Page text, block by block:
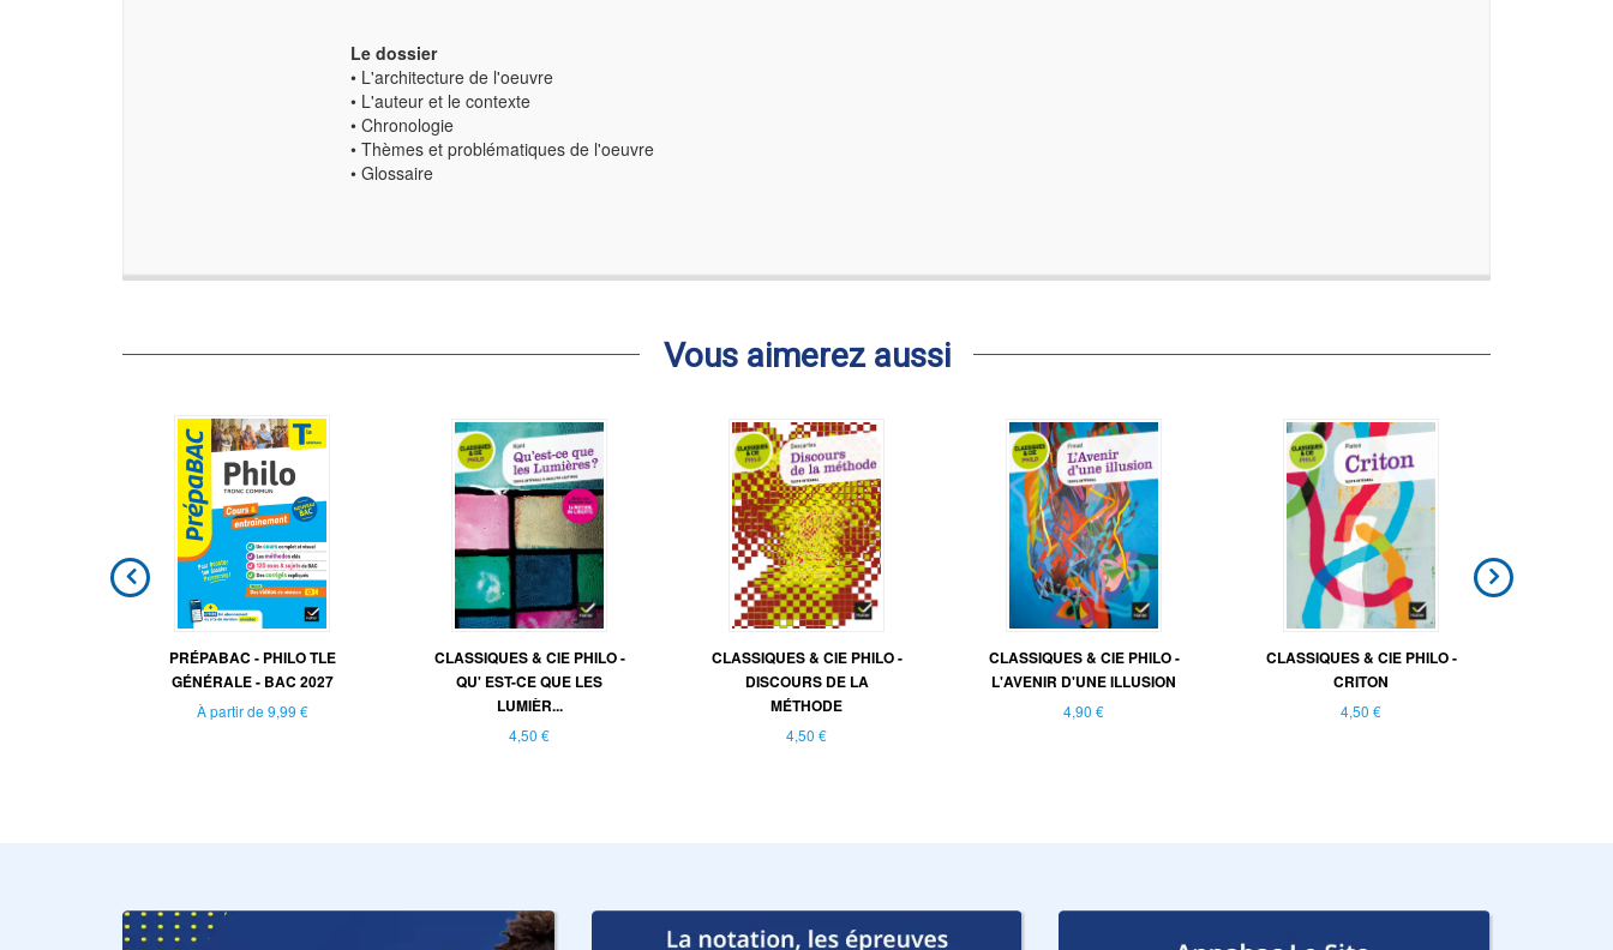
Le dossier
• L'architecture de l'oeuvre
• L'auteur et le contexte
• Chronologie
• Thèmes et problématiques de l'oeuvre
• Glossaire
Vous aimerez aussi
PRÉPABAC - PHILO TLE
GÉNÉRALE - BAC 2027
À partir de 9,99 €
CLASSIQUES & CIE PHILO -
QU' EST-CE QUE LES
LUMIÈR...
4,50 €
CLASSIQUES & CIE PHILO -
DISCOURS DE LA
MÉTHODE
4,50 €
CLASSIQUES & CIE PHILO -
L'AVENIR D'UNE ILLUSION
4,90 €
CLASSIQUES & CIE PHILO -
CRITON
4,50 €